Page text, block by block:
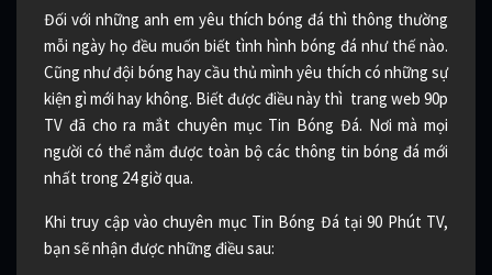
Đối với những anh em yêu thích bóng đá thì thông thường
mỗi ngày họ đều muốn biết tình hình bóng đá như thế nào.
Cũng như đội bóng hay cầu thủ mình yêu thích có những sự
kiện gì mới hay không. Biết được điều này thì trang web 90p
TV đã cho ra mắt chuyên mục Tin Bóng Đá. Nơi mà mọi
người có thể nắm được toàn bộ các thông tin bóng đá mới
nhất trong 24 giờ qua.
Khi truy cập vào chuyên mục Tin Bóng Đá tại 90 Phút TV,
bạn sẽ nhận được những điều sau: